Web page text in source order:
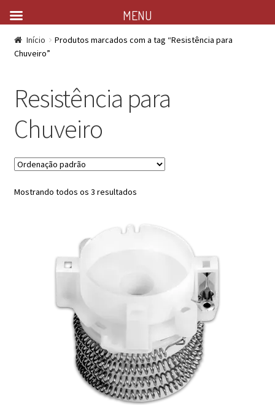
Início
Produtos marcados com a tag “Resistência para
Chuveiro”
Resistência para
Chuveiro
Mostrando todos os 3 resultados
MENU